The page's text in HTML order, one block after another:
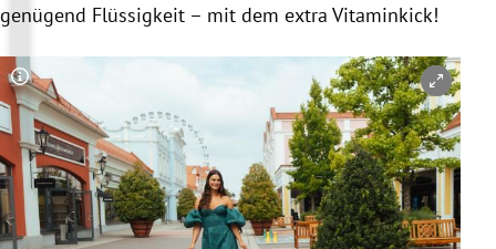
genügend Flüssigkeit – mit dem extra Vitaminkick!
Copyright-Hinweis öffnen/schließen